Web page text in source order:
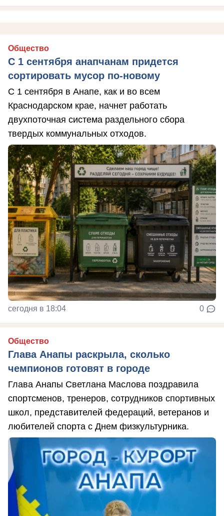
Общество
С 1 сентября анапчанам придется
сортировать мусор по-новому
С 1 сентября в Анапе, как и во всем
Краснодарском крае, начнет работать
двухпоточная система раздельного сбора
твердых коммунальных отходов.
сегодня в 18:04 0
Общество
Глава Анапы раскрыла, сколько
чемпионов готовят в городе
Глава Анапы Светлана Маслова поздравила
спортсменов, тренеров, сотрудников спортивных
школ, представителей федераций, ветеранов и
любителей спорта с Днем физкультурника.